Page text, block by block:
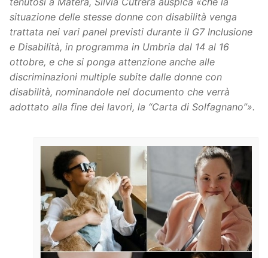
situazione delle stesse donne con disabilità venga
trattata nei vari panel previsti durante il G7 Inclusione
e Disabilità, in programma in Umbria dal 14 al 16
ottobre, e che si ponga attenzione anche alle
discriminazioni multiple subite dalle donne con
disabilità, nominandole nel documento che verrà
adottato alla fine dei lavori, la “Carta di Solfagnano”».